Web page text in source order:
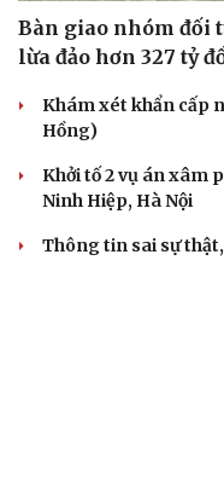
Bàn giao nhóm đối
lừa đảo hơn 327 tỷ
Khám xét khẩn cấp
Hồng)
Khởi tố 2 vụ án xâm
Ninh Hiệp, Hà Nội
Thông tin sai sự